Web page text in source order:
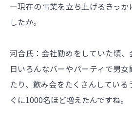
―現在の事業を立ち上げるきっか
したか。
河合氏：会社勤めをしていた頃
日いろんなバーやパーティで男
たり、飲み会をたくさんしている
ぐに1000名ほど増えたんですね。